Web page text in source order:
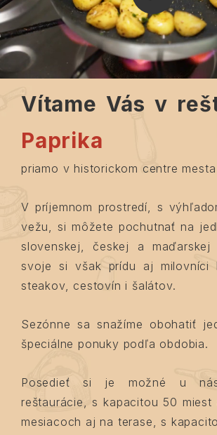
Vítame Vás v
Paprika
priamo v historickom centre
V príjemnom prostredí, s
vežu, si môžete pochutnať na
slovenskej, českej a maďarskej
svoje si však prídu aj milovníci
steakov, cestovín i šalátov.
Sezónne sa snažíme obohatiť
špeciálne ponuky podľa obdobia.
Posedieť si je možné u
reštaurácie, s kapacitou 50 miest
mesiacoch aj na terase, s